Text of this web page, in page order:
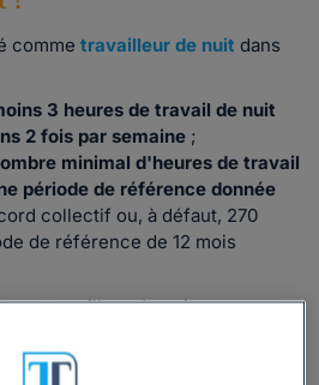
comme travailleur de nuit dans
3 heures de travail de nuit
2 fois par semaine ;
minimal d'heures de travail
période de référence donnée
collectif ou, à défaut, 270
de référence de 12 mois
pas travailleur de nuit.
nuit, santé et sécurité des
Le juge est